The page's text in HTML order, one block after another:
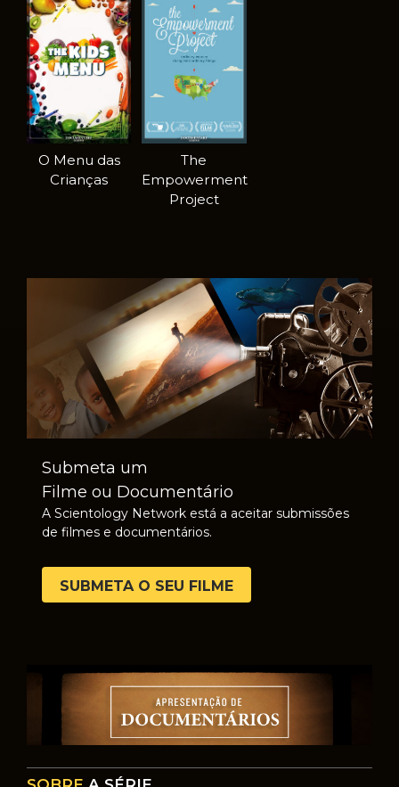
O Menu das
Crianças
The
Empowerment
Project
Submeta um
Filme ou Documentário
A Scientology Network está a aceitar submissões
de filmes e documentários.
SUBMETA O SEU FILME